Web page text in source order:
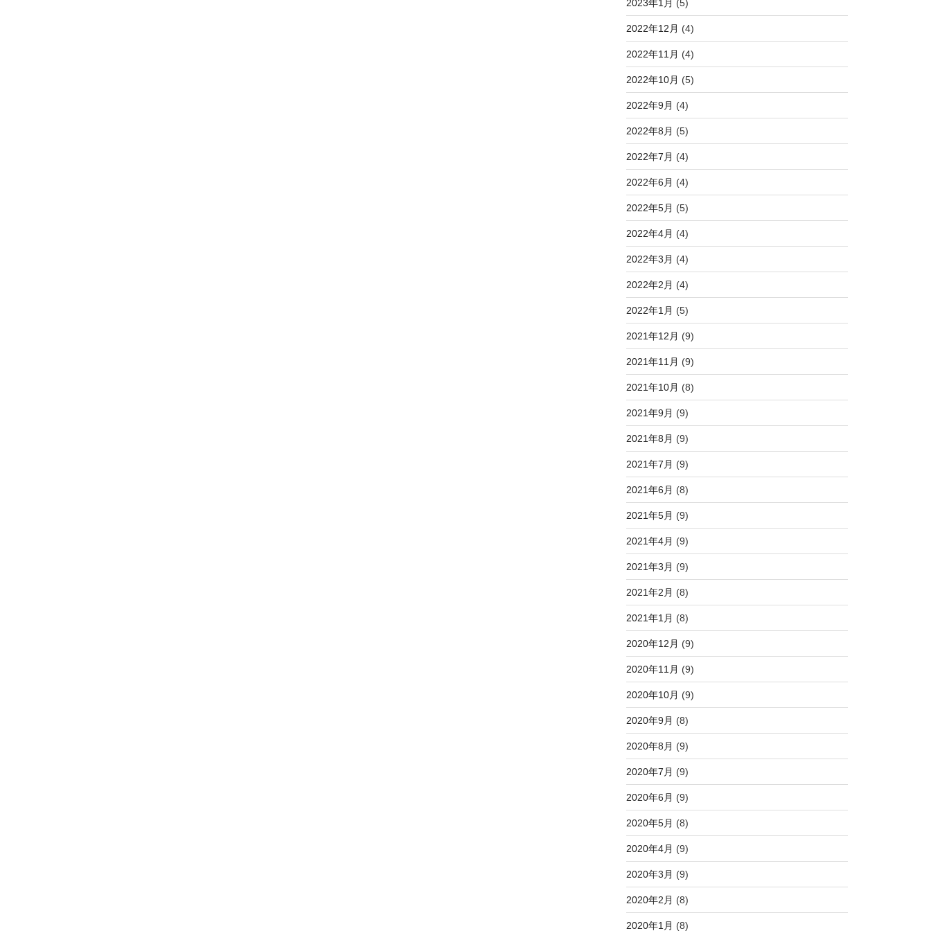
2023年1月 (5)
2022年12月 (4)
2022年11月 (4)
2022年10月 (5)
2022年9月 (4)
2022年8月 (5)
2022年7月 (4)
2022年6月 (4)
2022年5月 (5)
2022年4月 (4)
2022年3月 (4)
2022年2月 (4)
2022年1月 (5)
2021年12月 (9)
2021年11月 (9)
2021年10月 (8)
2021年9月 (9)
2021年8月 (9)
2021年7月 (9)
2021年6月 (8)
2021年5月 (9)
2021年4月 (9)
2021年3月 (9)
2021年2月 (8)
2021年1月 (8)
2020年12月 (9)
2020年11月 (9)
2020年10月 (9)
2020年9月 (8)
2020年8月 (9)
2020年7月 (9)
2020年6月 (9)
2020年5月 (8)
2020年4月 (9)
2020年3月 (9)
2020年2月 (8)
2020年1月 (8)